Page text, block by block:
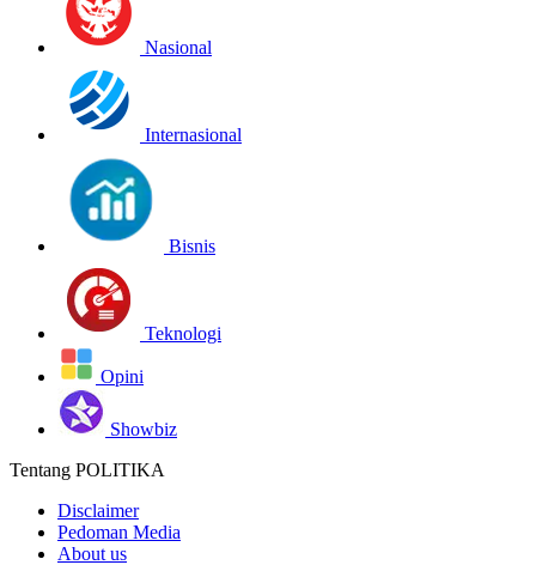
Nasional
Internasional
Bisnis
Teknologi
Opini
Showbiz
Tentang POLITIKA
Disclaimer
Pedoman Media
About us